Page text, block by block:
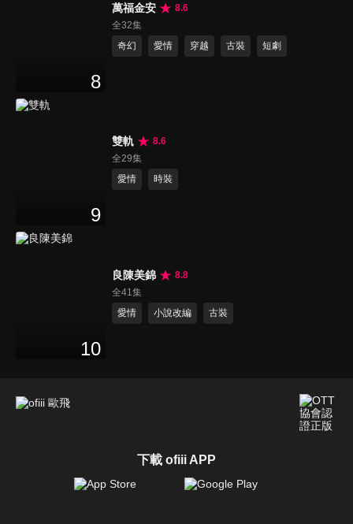
8
萬福金安
8.6
全32集
奇幻
愛情 穿越 古裝 短劇
9
雙軌
8.6
全29集
愛情
時裝
10
良陳美錦
8.8
全41集
愛情
小說改編 古裝
下載 ofiii APP